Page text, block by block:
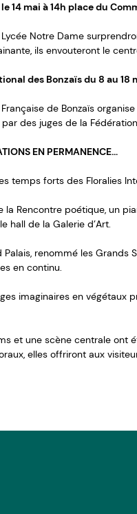
14 mai à 14h place du
Lycée Notre Dame
ils envouteront le
des Bonzaïs du 8 au 18
de Bonzaïs
des juges de la
EN PERMANENCE…
temps forts des Floralies
la Rencontre poétique, un
hall de la Galerie d’Art.
Palais, renommé les Grands
en continu.
imaginaires en végétaux
et une scène centrale ont
elles offriront aux